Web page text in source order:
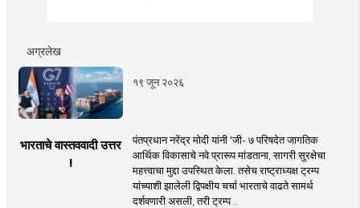
अग्रलेख
१९ जून २०२६
भारताचे वास्तववादी उत्तर
!
पंतप्रधान नरेंद्र मोदी यांनी 'जी- ७ परिषदेत जागतिक
आर्थिक विकासाचे नवे प्रारूप मांडताना, सागरी सुरक्षेचा
महत्त्वाचा मुद्दा उपस्थित केला. तसेच राष्ट्राध्यक्ष ट्रम्प
यांच्याशी झालेली द्विपक्षीय चर्चा भारताचे वाढते सामर्थ
दर्शवणारी असली, तरी ट्रम्प ..